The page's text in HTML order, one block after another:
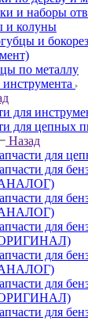
и наборы
и колуны
и
по металлу
инструмента
для
для цепных
Назад
для
для
для
для
для
для
для